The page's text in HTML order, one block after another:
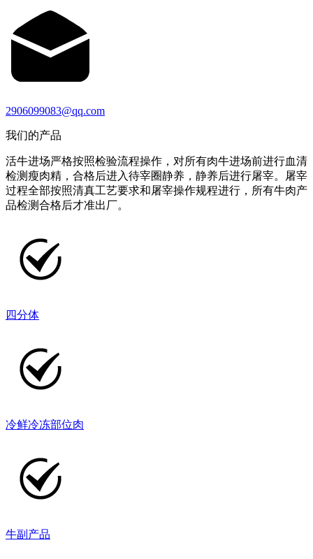
2906099083@qq.com
我们的产品
活牛进场严格按照检验流程操作，对所有肉牛进场前进行血清
检测瘦肉精，合格后进入待宰圈静养，静养后进行屠宰。屠宰
过程全部按照清真工艺要求和屠宰操作规程进行，所有牛肉产
品检测合格后才准出厂。
四分体
冷鲜冷冻部位肉
牛副产品